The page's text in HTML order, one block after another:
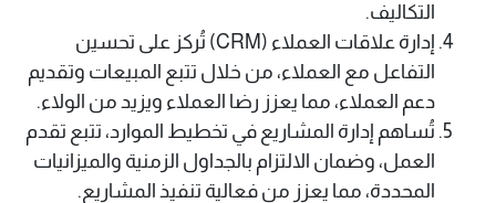
التكاليف.
إدارة علاقات العملاء (CRM) تُركز على تحسين
التفاعل مع العملاء، من خلال تتبع المبيعات وتقديم
دعم العملاء، مما يعزز رضا العملاء ويزيد من الولاء.
تُساهم إدارة المشاريع في تخطيط الموارد، تتبع تقدم
العمل، وضمان الالتزام بالجداول الزمنية والميزانيات
المحددة، مما يعزز من فعالية تنفيذ المشاريع. ​